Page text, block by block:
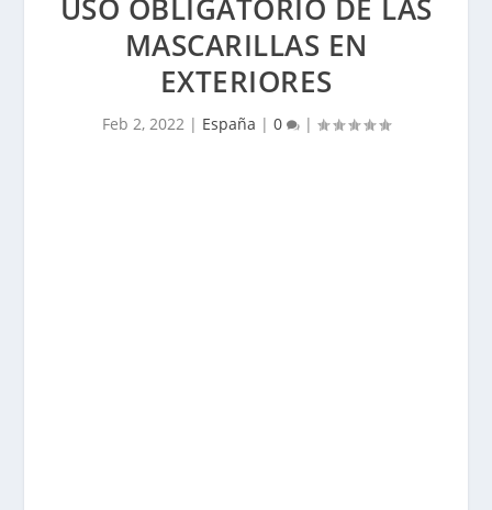
USO OBLIGATORIO DE LAS
MASCARILLAS EN
EXTERIORES
Feb 2, 2022 | España | 0 |